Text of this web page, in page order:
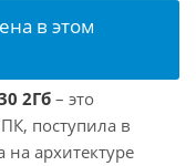
в этом
2Гб – это
поступила в
архитектуре